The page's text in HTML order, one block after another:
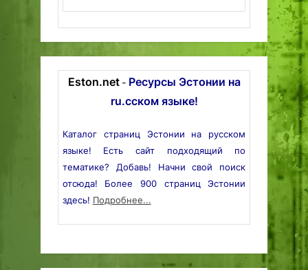
Eston.net- Ресурсы Эстонии на
ru.сском языке!
Каталог страниц Эстонии на русском
языке! Есть сайт подходящий по
тематике? Добавь! Начни свой поиск
отсюда! Более 900 страниц Эстонии
здесь! Подробнее...